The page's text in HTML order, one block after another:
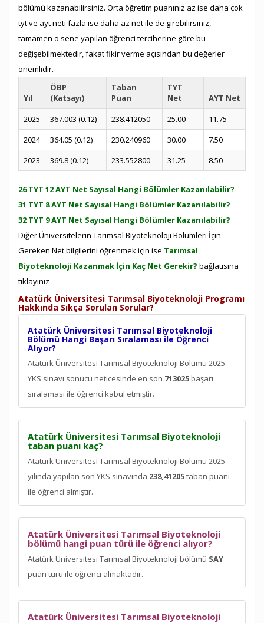
bölümü kazanabilirsiniz. Örta öğretim puanınız az ise daha çok
tyt ve ayt neti fazla ise daha az net ile de girebilirsiniz,
tamamen o sene yapılan öğrenci terciherine göre bu
değişebilmektedir, fakat fikir verme açısından bu değerler
önemlidir.
Yıl
ÖBP
(Katsayı)
Taban
Puan
TYT
Net
AYT Net
2025
367.003 (0.12) 238.412050 25.00
11.75
2024
364.05 (0.12) 230.240960 30.00
7.50
2023
369.8 (0.12) 233.552800 31.25 8.50
26 TYT 12 AYT Net Sayısal Hangi Bölümler Kazanılabilir?
31 TYT 8 AYT Net Sayısal Hangi Bölümler Kazanılabilir?
32 TYT 9 AYT Net Sayısal Hangi Bölümler Kazanılabilir?
Diğer Üniversitelerin Tarımsal Biyoteknoloji Bölümleri İçin
Gereken Net bilgilerini öğrenmek için ise Tarımsal
Biyoteknoloji Kazanmak İçin Kaç Net Gerekir? bağlatısına
tıklayınız
Atatürk Üniversitesi Tarımsal Biyoteknoloji Programı
Hakkında Sıkça Sorulan Sorular?
Atatürk Üniversitesi Tarımsal Biyoteknoloji
Bölümü Hangi Başarı Sıralaması ile Öğrenci
Alıyor?
Atatürk Üniversitesi Tarımsal Biyoteknoloji Bölümü 2025
YKS sınavı sonucu neticesinde en son 713025başarı
sıralaması ile öğrenci kabul etmiştir.
Atatürk Üniversitesi Tarımsal Biyoteknoloji
taban puanı kaç?
Atatürk Üniversitesi Tarımsal Biyoteknoloji Bölümü 2025
yılında yapılan son YKS sınavında 238,41205taban puanı
ile öğrenci almıştır.
Atatürk Üniversitesi Tarımsal Biyoteknoloji
bölümü hangi puan türü ile öğrenci alıyor?
Atatürk Üniversitesi Tarımsal Biyoteknoloji bölümü SAY
puan türü ile öğrenci almaktadır.
Atatürk Üniversitesi Tarımsal Biyoteknoloji